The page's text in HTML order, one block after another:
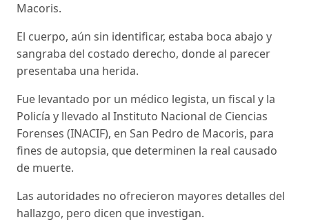
Macoris.
El cuerpo, aún sin identificar, estaba boca abajo y
sangraba del costado derecho, donde al parecer
presentaba una herida.
Fue levantado por un médico legista, un fiscal y la
Policía y llevado al Instituto Nacional de Ciencias
Forenses (INACIF), en San Pedro de Macoris, para
fines de autopsia, que determinen la real causado
de muerte.
Las autoridades no ofrecieron mayores detalles del
hallazgo, pero dicen que investigan.